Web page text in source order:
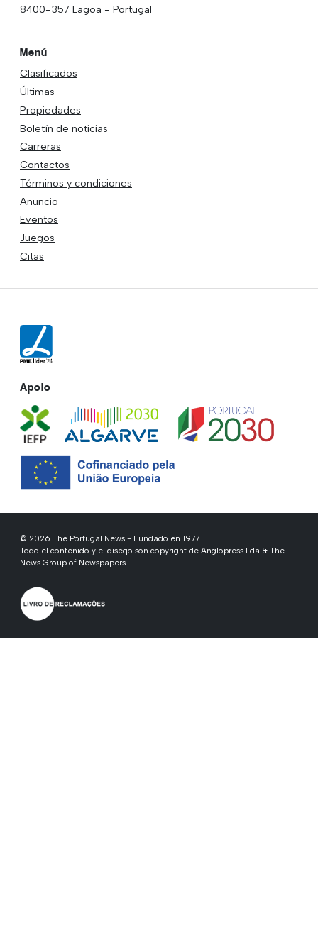
8400-357 Lagoa - Portugal
Menú
Clasificados
Últimas
Propiedades
Boletín de noticias
Carreras
Contactos
Términos y condiciones
Anuncio
Eventos
Juegos
Citas
Apoio
© 2026 The Portugal News - Fundado en 1977
Todo el contenido y el diseqo son copyright de Anglopress Lda & The
News Group of Newspapers